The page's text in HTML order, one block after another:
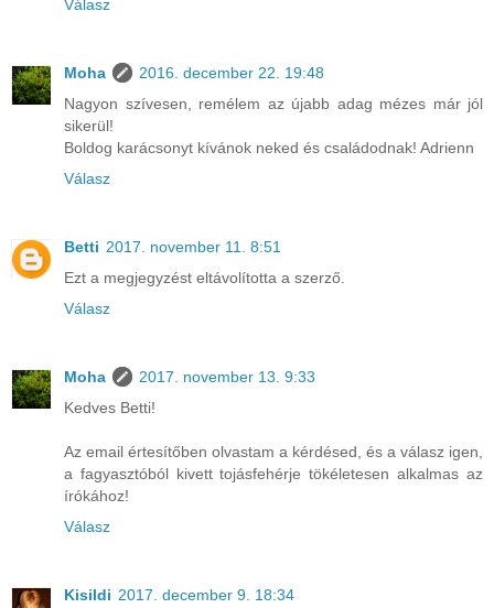
Válasz
Moha
2016. december 22. 19:48
Nagyon szívesen, remélem az újabb adag mézes már jól
sikerül!
Boldog karácsonyt kívánok neked és családodnak! Adrienn
Válasz
Betti 2017. november 11. 8:51
Ezt a megjegyzést eltávolította a szerző.
Válasz
Moha
2017. november 13. 9:33
Kedves Betti!
Az email értesítőben olvastam a kérdésed, és a válasz igen,
a fagyasztóból kivett tojásfehérje tökéletesen alkalmas az
írókához!
Válasz
Kisildi 2017. december 9. 18:34